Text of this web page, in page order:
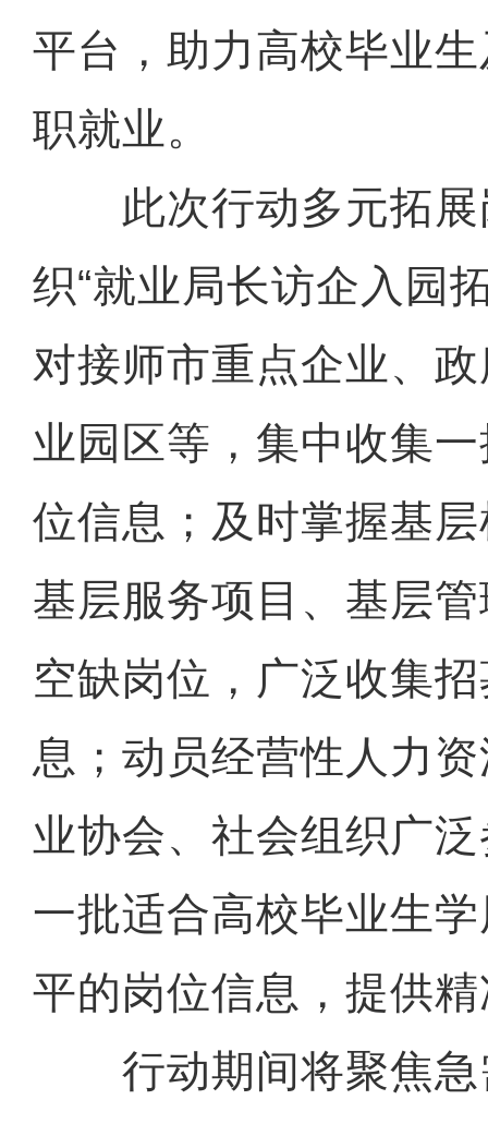
平台，助力高校毕业
职就业。
此次行动多元拓展
织“就业局长访企入园
对接师市重点企业、
业园区等，集中收集
位信息；及时掌握基
基层服务项目、基层
空缺岗位，广泛收集
息；动员经营性人力
业协会、社会组织广
一批适合高校毕业生
平的岗位信息，提供
行动期间将聚焦急